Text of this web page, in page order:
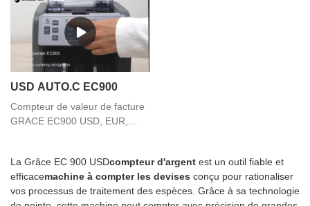
La Grâce EC 900 USDcompteur d'argent est un outil fiable et
efficacemachine à compter les devises conçu pour rationaliser
vos processus de traitement des espèces. Grâce à sa technologie
USD AUTO.C EC900
Compteur de valeur de facture
GRACE EC900 USD, EUR,